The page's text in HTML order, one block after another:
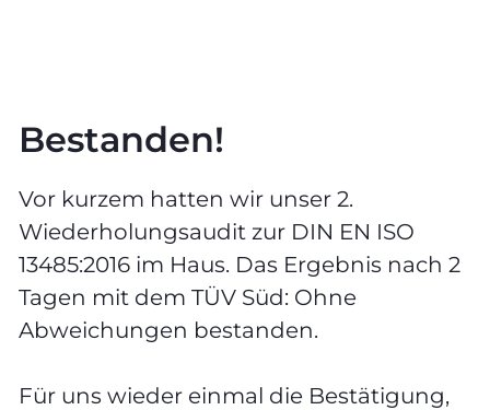
Bestanden!
Vor kurzem hatten wir unser 2.
Wiederholungsaudit zur DIN EN ISO
13485:2016 im Haus. Das Ergebnis nach 2
Tagen mit dem TÜV Süd: Ohne
Abweichungen bestanden.
Für uns wieder einmal die Bestätigung,